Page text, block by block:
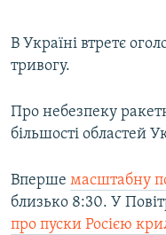
В Україні втретє
тривогу.
Про небезпеку
більшості областей
Вперше масштабну
близько 8:30. У
про пуски Росією